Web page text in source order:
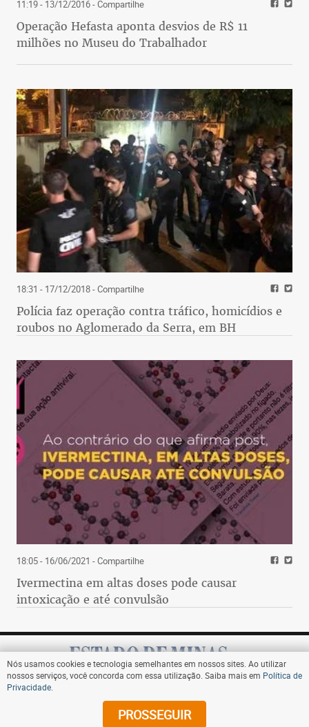
11:19 - 13/12/2016- Compartilhe
Operação Hefasta aponta desvios de R$ 11
milhões no Museu do Trabalhador
18:31 - 17/12/2018- Compartilhe
Polícia faz operação contra tráfico, homicídios e
roubos no Aglomerado da Serra, em BH
18:05 - 16/06/2021 - Compartilhe
Ivermectina em altas doses pode causar
intoxicação e até convulsão
Assine
Nós usamos cookies e tecnologia semelhantes em nossos sites. Ao utilizar
nossos serviços, você concorda com essa utilização. Saiba mais em Política de
Privacidade
PROSSEGUIR